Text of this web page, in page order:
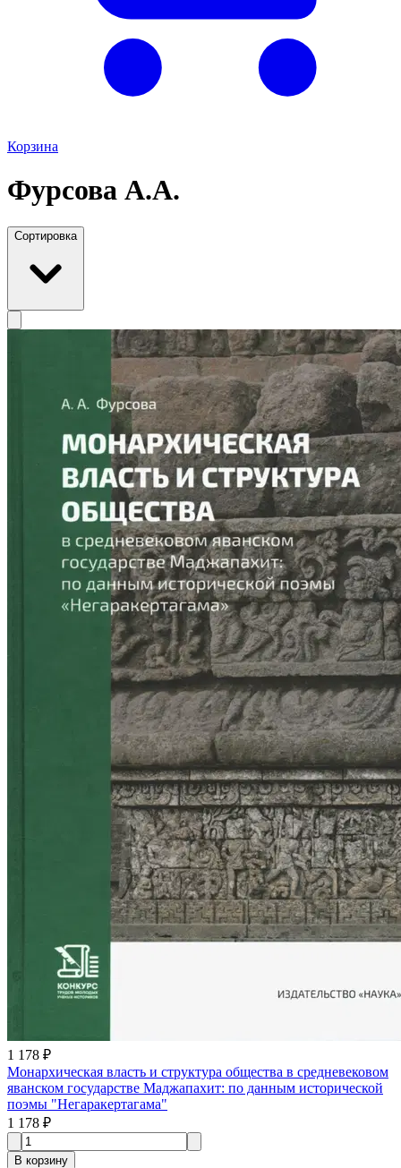
Корзина
Фурсова А.А.
Сортировка
1 178 ₽
Монархическая власть и структура общества в средневековом
яванском государстве Маджапахит: по данным исторической
поэмы "Негаракертагама"
1 178 ₽
В корзину